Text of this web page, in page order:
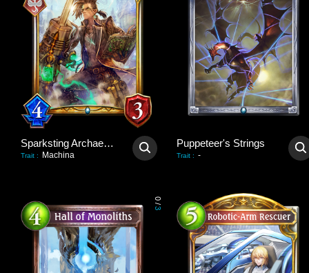
Sparksting Archaeologist
Trait : Machina
Puppeteer's Strings
Trait : -
0
/
3